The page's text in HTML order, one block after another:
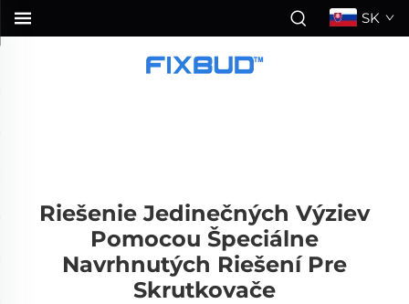
SK
Riešenie Jedinečných Výziev
Pomocou Špeciálne
Navrhnutých Riešení Pre
Skrutkovače